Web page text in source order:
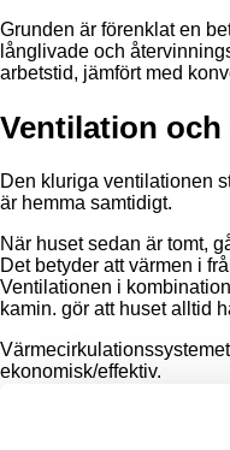
Grunden är förenklat en
långlivade och
arbetstid, jämfört med
Ventilation och
Den kluriga ventilationen
är hemma samtidigt.
När huset sedan är tomt,
Det betyder att värmen i
Ventilationen i
kamin. gör att huset alltid
ekonomisk/effektiv.